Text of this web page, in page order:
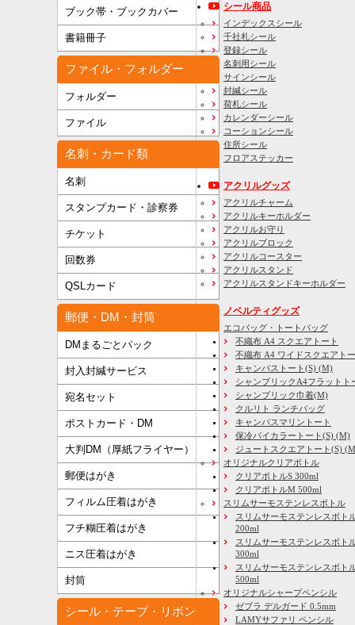
ブック帯・ブックカバー
書籍冊子
ファイル・フォルダー
フォルダー
ファイル
名刺・カード類
名刺
スタンプカード・診察券
チケット
回数券
QSLカード
郵便・DM・封筒
DMまるごとパック
封入封緘サービス
宛名セット
ポストカード・DM
大判DM（厚紙フライヤー）
郵便はがき
フィルム圧着はがき
フチ糊圧着はがき
ニス圧着はがき
封筒
シール・テープ・リボン
シール商品
インデックスシール
千社札シール
登録シール
名刺用シール
サインシール
封緘シール
荷札シール
カレンダーシール
コーションシール
住所シール
フロアステッカー
アクリルグッズ
アクリルチャーム
アクリルキーホルダー
アクリルお守り
アクリルブロック
アクリルコースター
アクリルスタンド
アクリルスタンドキーホルダー
ノベルティグッズ
エコバッグ・トートバッグ
不織布 A4 スクエアトート
不織布 A4 ワイドスクエアト
キャンバストート(S) (M)
シャンブリックA4フラットト
シャンブリック巾着(M)
クルリト ランチバッグ
キャンバスマリントート
保冷バイカラートート(S) (M)
ジュートスクエアトート(S)
オリジナルクリアボトル
クリアボトルS 300ml
クリアボトルM 500ml
スリムサーモステンレスボトル
スリムサーモステンレスボト
200ml
スリムサーモステンレスボト
300ml
スリムサーモステンレスボト
500ml
オリジナルシャープペンシル
ゼブラ デルガード 0.5mm
LAMYサファリ ペンシル